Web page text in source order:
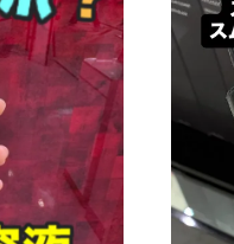
スリフト